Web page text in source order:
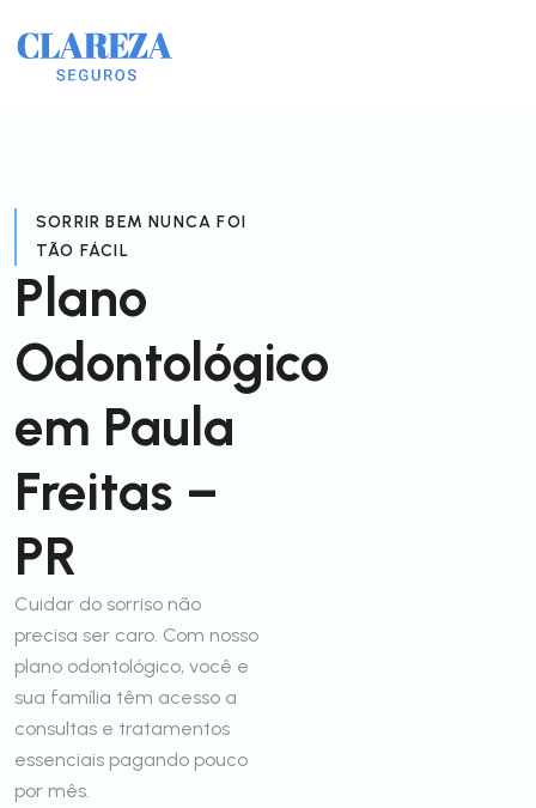
SORRIR BEM NUNCA FOI
TÃO FÁCIL
Plano
Odontológico
em Paula
Freitas –
PR
Cuidar do sorriso não
precisa ser caro. Com nosso
plano odontológico, você e
sua família têm acesso a
consultas e tratamentos
essenciais pagando pouco
por mês.